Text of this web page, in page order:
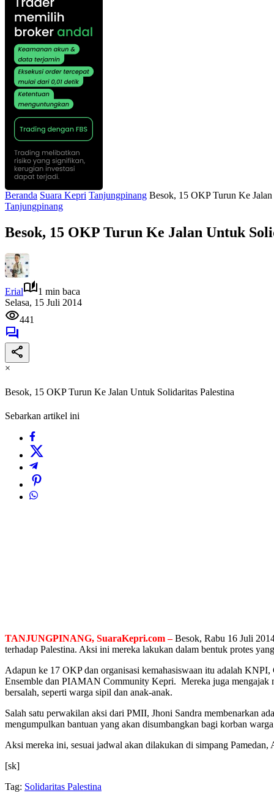
Beranda Suara Kepri Tanjungpinang Besok, 15 OKP Turun Ke
Tanjungpinang
Besok, 15 OKP Turun Ke Jalan Untuk
Erial
1 min baca
Selasa, 15 Juli 2014
441
×
Besok, 15 OKP Turun Ke Jalan Untuk Solidaritas Palestina
Sebarkan artikel ini
TANJUNGPINANG, SuaraKepri.com –Besok, Rabu 16 Juli
terhadap Palestina. Aksi ini mereka lakukan dalam bentuk protes
Adapun ke 17 OKP dan organisasi kemahasiswaan itu adalah
Ensemble dan PIAMAN Community Kepri. Mereka juga mengajak
bersalah, seperti warga sipil dan anak-anak.
Salah satu perwakilan aksi dari PMII, Jhoni Sandra membenarkan
mengumpulkan bantuan yang akan disumbangkan bagi korban
Aksi mereka ini, sesuai jadwal akan dilakukan di simpang
[sk]
Tag: Solidaritas Palestina